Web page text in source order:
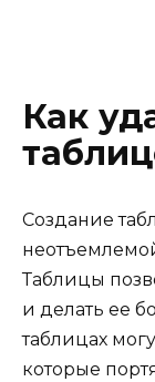
Как
Создание
Таблицы
и делать ее
таблицах
которые